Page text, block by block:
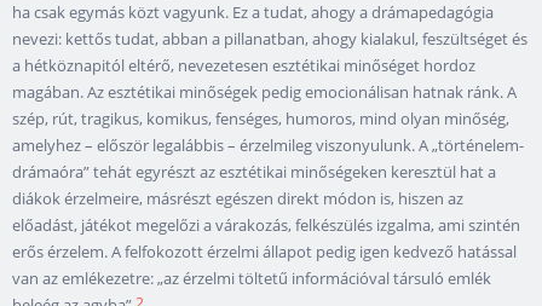
ha csak egymás közt vagyunk. Ez a tudat, ahogy a drámapedagógia
nevezi: kettős tudat, abban a pillanatban, ahogy kialakul, feszültséget és
a hétköznapitól eltérő, nevezetesen esztétikai minőséget hordoz
magában. Az esztétikai minőségek pedig emocionálisan hatnak ránk. A
szép, rút, tragikus, komikus, fenséges, humoros, mind olyan minőség,
amelyhez – először legalábbis – érzelmileg viszonyulunk. A „történelem-
drámaóra” tehát egyrészt az esztétikai minőségeken keresztül hat a
diákok érzelmeire, másrészt egészen direkt módon is, hiszen az
előadást, játékot megelőzi a várakozás, felkészülés izgalma, ami szintén
erős érzelem. A felfokozott érzelmi állapot pedig igen kedvező hatással
van az emlékezetre: „az érzelmi töltetű információval társuló emlék
2